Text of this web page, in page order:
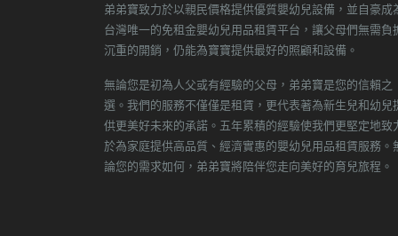
弟弟寶致力於以親民價格提供優質嬰幼兒設備，並自豪成
台灣唯一的免租金嬰幼兒用品租賃平台，讓父母們無需負
沉重的開銷，仍能為寶寶提供最好的照顧和設備。
無論您是初為人父或有經驗的父母，弟弟寶是您的信賴之
選。我們的服務不僅僅是租賃，更代表著為新生兒和幼兒
供更美好未來的承諾。五年累積的經驗使我們更堅定地致
於為家庭提供高品質、經濟實惠的嬰幼兒用品租賃服務。
論您的需求如何，弟弟寶將陪伴您走向美好的育兒旅程。